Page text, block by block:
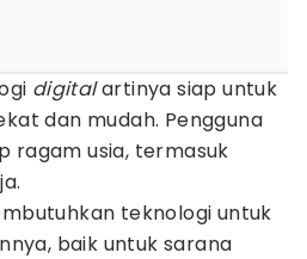
digitalartinya siap untuk
dan mudah. Pengguna
ragam usia, termasuk
teknologi untuk
baik untuk sarana